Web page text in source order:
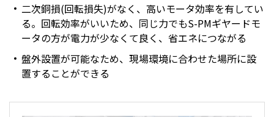
二次銅損(回転損失)がなく、高いモータ効率を有してい
る。回転効率がいいため、同じ力でもS-PMギヤードモ
ータの方が電力が少なくて良く、省エネにつながる
盤外設置が可能なため、現場環境に合わせた場所に設
置することができる